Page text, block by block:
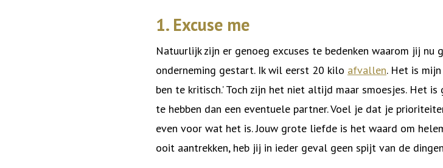
1. Excuse me
Natuurlijk zijn er genoeg excuses te bedenken waarom jij nu
onderneming gestart. Ik wil eerst 20 kilo afvallen. Het is
ben te kritisch.’ Toch zijn het niet altijd maar smoesjes. Het
te hebben dan een eventuele partner. Voel je dat je
even voor wat het is. Jouw grote liefde is het waard om
ooit aantrekken, heb jij in ieder geval geen spijt van de